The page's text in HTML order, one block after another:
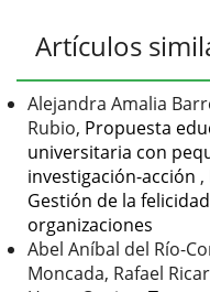
Detalles
del
artículo
Artículos
Alejandra Amalia
Rubio, Propuesta
universitaria con
investigación-acción ,
Gestión de la
organizaciones
Abel Aníbal del Río-
Moncada, Rafael